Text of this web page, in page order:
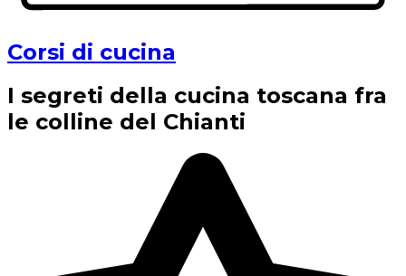
Corsi di cucina
I segreti della cucina toscana fra
le colline del Chianti